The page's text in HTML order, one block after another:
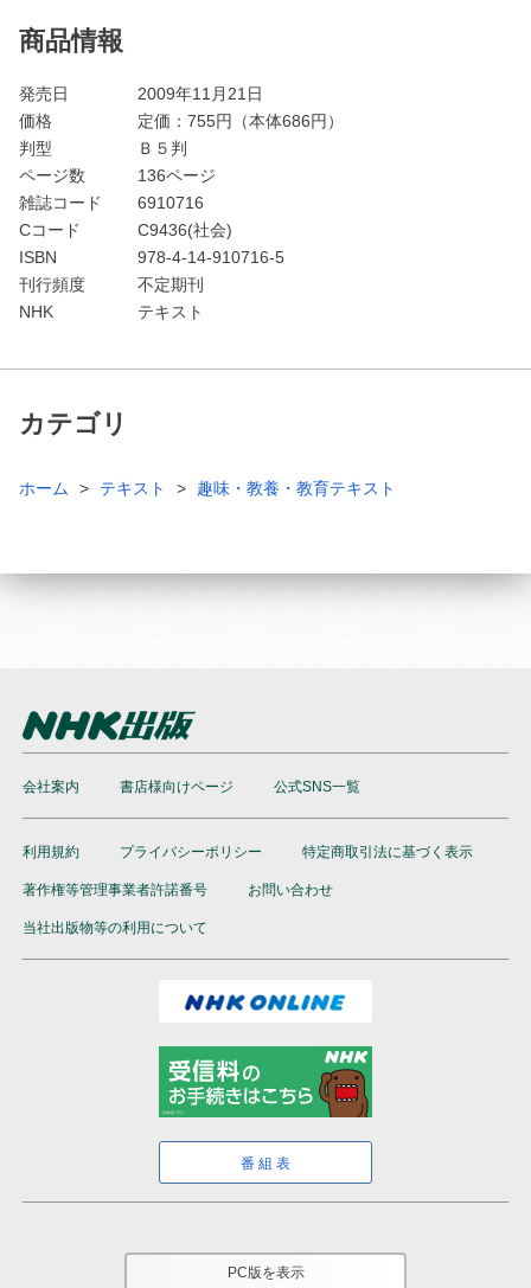
商品情報
発売日
2009年11月21日
価格
定価： 755円（本体686円）
判型
Ｂ５判
ページ数
136ページ
雑誌コード
6910716
Cコード
C9436(社会)
ISBN
978-4-14-910716-5
刊行頻度
不定期刊
NHK
テキスト
カテゴリ
ホーム テキスト 趣味・教養・教育テキスト
会社案内 書店様向けページ 公式SNS一覧
利用規約 プライバシーポリシー 特定商取引法に基づく表示
著作権等管理事業者許諾番号 お問い合わせ
当社出版物等の利用について
番組表
PC版を表示